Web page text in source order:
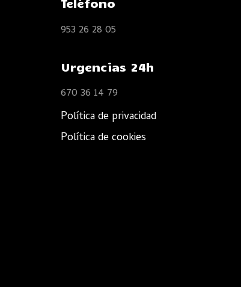
953 26 28 05
Urgencias 24h
670 36 14 79
Política de privacidad
Política de cookies